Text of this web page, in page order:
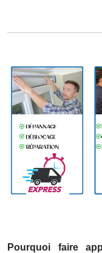
Pourquoi faire